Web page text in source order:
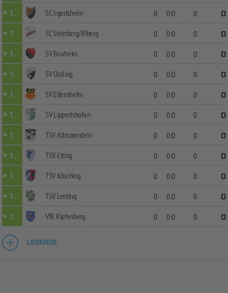
1.
SC Irgertsheim 0 0:0 0
0
1.
SC Steinberg/Biberg 0 0:0 0
0
1.
SV Buxheim 0 0:0 0
0
1.
SV Dolling 0 0:0 0
0
1.
SV Eitensheim 0 0:0 0
0
1.
SV Lippertshofen 0 0:0 0
0
1.
TSV Altmannstein 0 0:0 0
0
1.
TSV Etting 0 0:0 0
0
1.
TSV Kösching 0 0:0 0
0
1.
TSV Lenting 0 0:0 0
0
1.
VfB Kipfenberg 0 0:0 0 0
LEGENDE